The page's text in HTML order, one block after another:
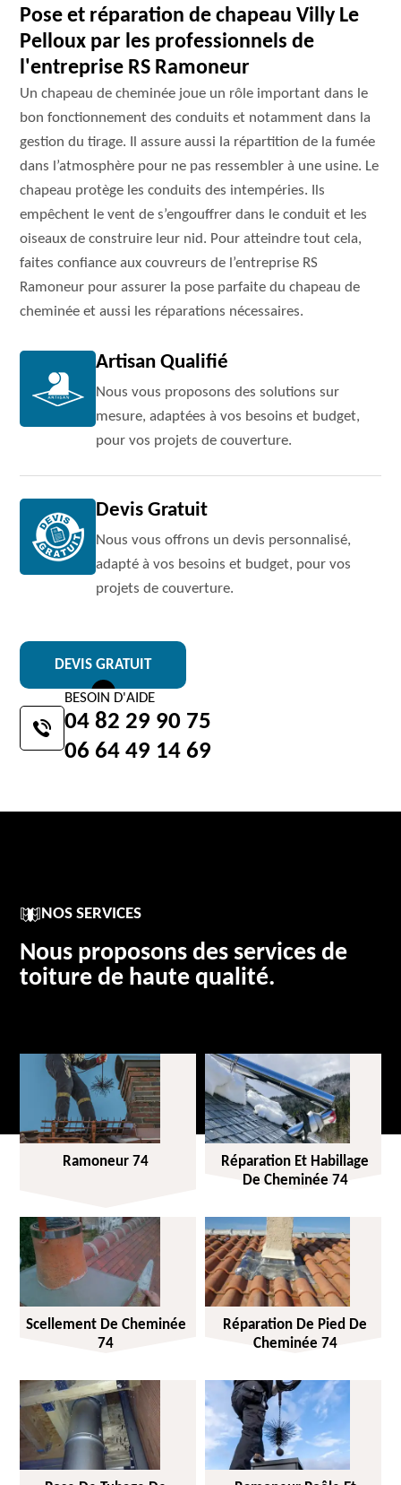
Pose et réparation de chapeau Villy Le
Pelloux par les professionnels de
l'entreprise RS Ramoneur
Un chapeau de cheminée joue un rôle important dans le
bon fonctionnement des conduits et notamment dans la
gestion du tirage. Il assure aussi la répartition de la fumée
dans l’atmosphère pour ne pas ressembler à une usine. Le
chapeau protège les conduits des intempéries. Ils
empêchent le vent de s’engouffrer dans le conduit et les
oiseaux de construire leur nid. Pour atteindre tout cela,
faites confiance aux couvreurs de l’entreprise RS
Ramoneur pour assurer la pose parfaite du chapeau de
cheminée et aussi les réparations nécessaires.
Artisan Qualifié
Nous vous proposons des solutions sur
mesure, adaptées à vos besoins et budget,
pour vos projets de couverture.
Devis Gratuit
Nous vous offrons un devis personnalisé,
adapté à vos besoins et budget, pour vos
projets de couverture.
DEVIS GRATUIT
BESOIN D'AIDE
04 82 29 90 75
06 64 49 14 69
NOS SERVICES
Nous proposons des services de
toiture de haute qualité.
Ramoneur 74
Réparation Et Habillage
De Cheminée 74
Scellement De Cheminée
74
Réparation De Pied De
Cheminée 74